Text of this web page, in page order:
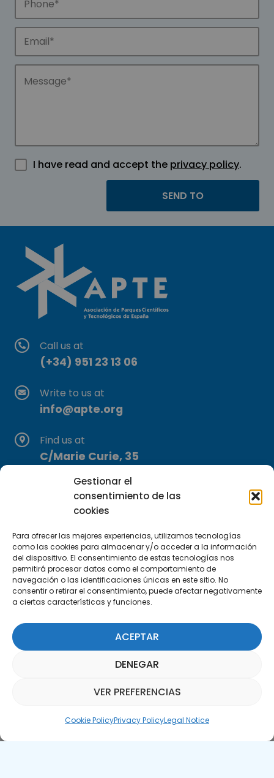
Gestionar el
consentimiento de las
cookies
Para ofrecer las mejores experiencias, utilizamos tecnologías
como las cookies para almacenar y/o acceder a la información
del dispositivo. El consentimiento de estas tecnologías nos
permitirá procesar datos como el comportamiento de
navegación o las identificaciones únicas en este sitio. No
consentir o retirar el consentimiento, puede afectar negativamente
a ciertas características y funciones.
ACEPTAR
DENEGAR
VER PREFERENCIAS
Cookie PolicyPrivacy PolicyLegal Notice
I have read and accept the privacy policy.
Call us at
(+34) 951 23 13 06
Write to us at
info@apte.org
Find us at
C/Marie Curie, 35
29590 Campanillas, Málaga
Subscribe to our Newsletter
SUBSCRIBE HERE